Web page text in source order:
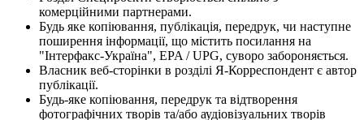
комерційними партнерами.
Будь яке копіювання, публікація, передрук, чи наступне
поширення інформації, що містить посилання на
"Інтерфакс-Україна", EPA / UPG, суворо забороняється.
Власник веб-сторінки в розділі Я-Корреспондент є автор
публікації.
Будь-яке копіювання, передрук та відтворення
фотографічних творів та/або аудіовізуальних творів